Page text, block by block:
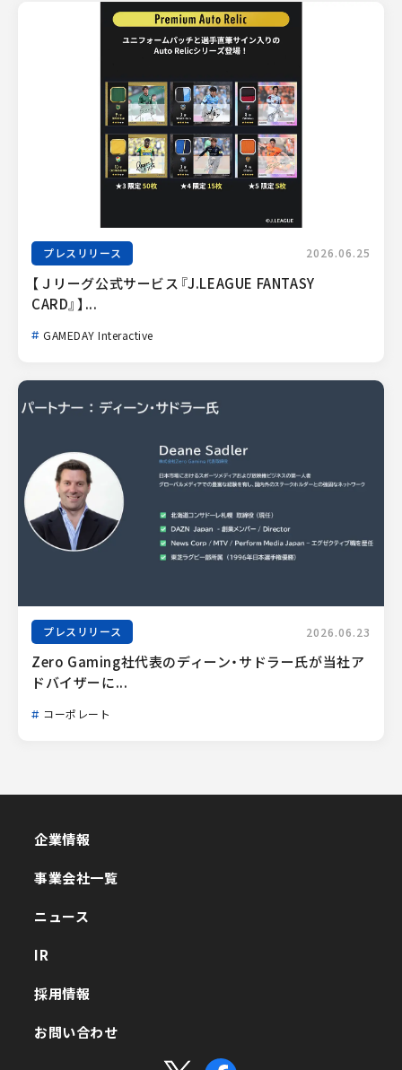
プレスリリース 2026.06.25
【Ｊリーグ公式サービス『J.LEAGUE FANTASY
CARD』】...
GAMEDAY Interactive
プレスリリース 2026.06.23
Zero Gaming社代表のディーン・サドラー氏が当社ア
ドバイザーに...
コーポレート
企業情報
事業会社一覧
ニュース
IR
採用情報
お問い合わせ